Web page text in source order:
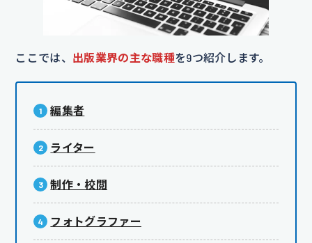
ここでは、 出版業界の主な職種を9つ紹介します。
編集者
ライター
制作・校閲
フォトグラファー